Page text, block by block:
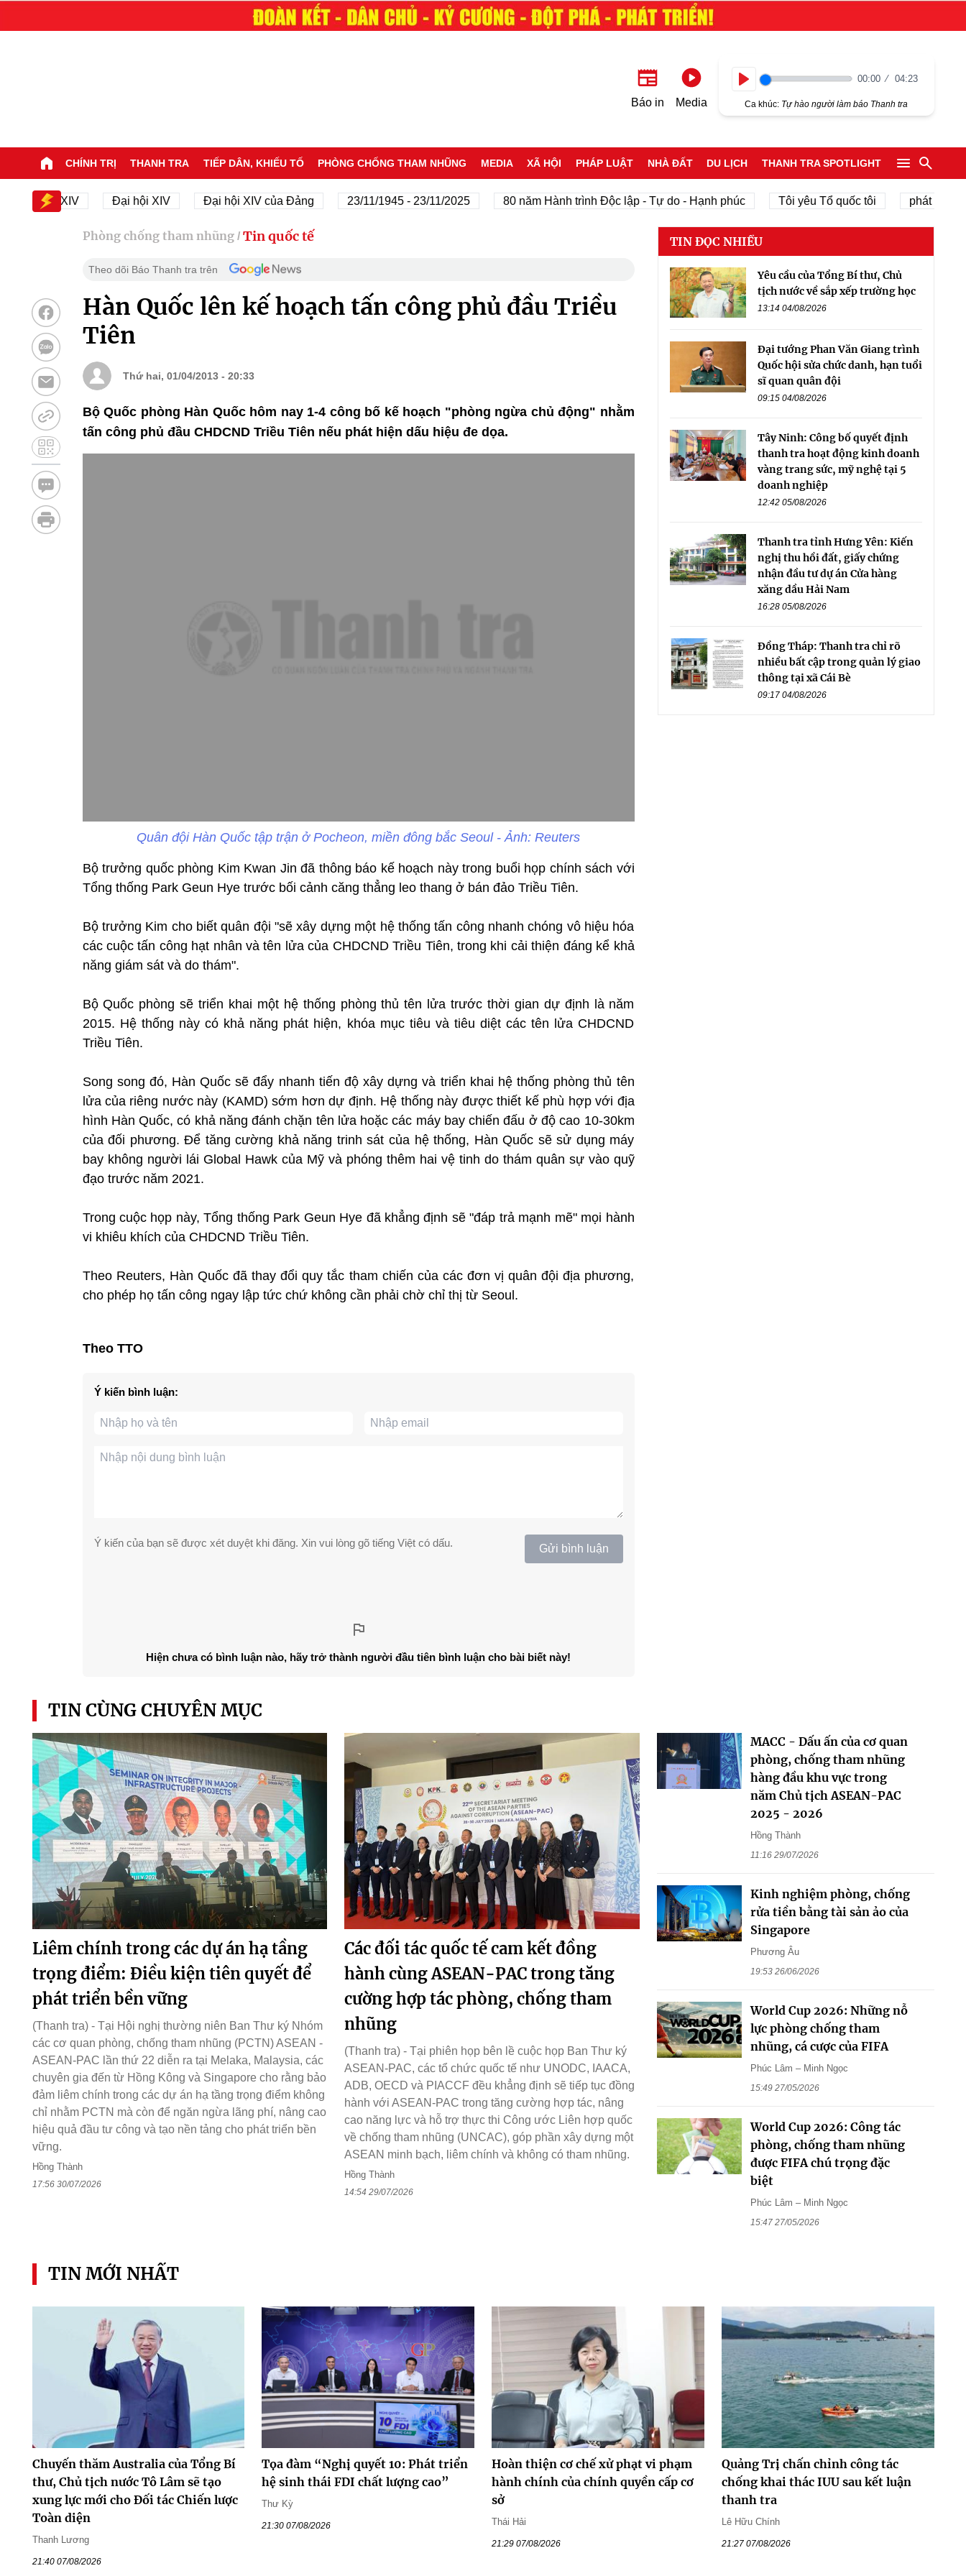
Báo in Media
00:00 04:23
Ca khúc: Tự hào người làm báo Thanh tra
CHÍNH TRỊ THANH TRA TIẾP DÂN, KHIẾU TỐ PHÒNG CHỐNG THAM NHŨNG MEDIA XÃ HỘI PHÁP LUẬT NHÀ ĐẤT DU LỊCH THANH TRA SPOTLIGHT
hội XIV Đại hội XIV Đại hội XIV của Đảng 23/11/1945 - 23/11/2025 80 năm Hành trình Độc lập - Tự do - Hạnh phúc Tôi yêu Tổ quốc tôi phát triển kinh
Phòng chống tham nhũng / Tin quốc tế
Theo dõi Báo Thanh tra trên
Hàn Quốc lên kế hoạch tấn công phủ đầu Triều
Tiên
Thứ hai, 01/04/2013 - 20:33
Bộ Quốc phòng Hàn Quốc hôm nay 1-4 công bố kế hoạch "phòng ngừa chủ động" nhằm
tấn công phủ đầu CHDCND Triều Tiên nếu phát hiện dấu hiệu đe dọa.
Quân đội Hàn Quốc tập trận ở Pocheon, miền đông bắc Seoul - Ảnh: Reuters
Bộ trưởng quốc phòng Kim Kwan Jin đã thông báo kế hoạch này trong buổi họp chính sách với
Tổng thống Park Geun Hye trước bối cảnh căng thẳng leo thang ở bán đảo Triều Tiên.
Bộ trưởng Kim cho biết quân đội "sẽ xây dựng một hệ thống tấn công nhanh chóng vô hiệu hóa
các cuộc tấn công hạt nhân và tên lửa của CHDCND Triều Tiên, trong khi cải thiện đáng kể khả
năng giám sát và do thám".
Bộ Quốc phòng sẽ triển khai một hệ thống phòng thủ tên lửa trước thời gian dự định là năm
2015. Hệ thống này có khả năng phát hiện, khóa mục tiêu và tiêu diệt các tên lửa CHDCND
Triều Tiên.
Song song đó, Hàn Quốc sẽ đẩy nhanh tiến độ xây dựng và triển khai hệ thống phòng thủ tên
lửa của riêng nước này (KAMD) sớm hơn dự định. Hệ thống này được thiết kế phù hợp với địa
hình Hàn Quốc, có khả năng đánh chặn tên lửa hoặc các máy bay chiến đấu ở độ cao 10-30km
của đối phương. Để tăng cường khả năng trinh sát của hệ thống, Hàn Quốc sẽ sử dụng máy
bay không người lái Global Hawk của Mỹ và phóng thêm hai vệ tinh do thám quân sự vào quỹ
đạo trước năm 2021.
Trong cuộc họp này, Tổng thống Park Geun Hye đã khẳng định sẽ "đáp trả mạnh mẽ" mọi hành
vi khiêu khích của CHDCND Triều Tiên.
Theo Reuters, Hàn Quốc đã thay đổi quy tắc tham chiến của các đơn vị quân đội địa phương,
cho phép họ tấn công ngay lập tức chứ không cần phải chờ chỉ thị từ Seoul.
Theo TTO
Ý kiến bình luận:
Ý kiến của bạn sẽ được xét duyệt khi đăng. Xin vui lòng gõ tiếng Việt có dấu. Gửi bình luận
Hiện chưa có bình luận nào, hãy trở thành người đầu tiên bình luận cho bài biết này!
TIN ĐỌC NHIỀU
Yêu cầu của Tổng Bí thư, Chủ
tịch nước về sắp xếp trường học
13:14 04/08/2026
Đại tướng Phan Văn Giang trình
Quốc hội sửa chức danh, hạn tuổi
sĩ quan quân đội
09:15 04/08/2026
Tây Ninh: Công bố quyết định
thanh tra hoạt động kinh doanh
vàng trang sức, mỹ nghệ tại 5
doanh nghiệp
12:42 05/08/2026
Thanh tra tỉnh Hưng Yên: Kiến
nghị thu hồi đất, giấy chứng
nhận đầu tư dự án Cửa hàng
xăng dầu Hải Nam
16:28 05/08/2026
Đồng Tháp: Thanh tra chỉ rõ
nhiều bất cập trong quản lý giao
thông tại xã Cái Bè
09:17 04/08/2026
TIN CÙNG CHUYÊN MỤC
Liêm chính trong các dự án hạ tầng
trọng điểm: Điều kiện tiên quyết để
phát triển bền vững
(Thanh tra) - Tại Hội nghị thường niên Ban Thư ký Nhóm
các cơ quan phòng, chống tham nhũng (PCTN) ASEAN -
ASEAN-PAC lần thứ 22 diễn ra tại Melaka, Malaysia, các
chuyên gia đến từ Hồng Kông và Singapore cho rằng bảo
đảm liêm chính trong các dự án hạ tầng trọng điểm không
chỉ nhằm PCTN mà còn để ngăn ngừa lãng phí, nâng cao
hiệu quả đầu tư công và tạo nền tảng cho phát triển bền
vững.
Hồng Thành
17:56 30/07/2026
Các đối tác quốc tế cam kết đồng
hành cùng ASEAN-PAC trong tăng
cường hợp tác phòng, chống tham
nhũng
(Thanh tra) - Tại phiên họp bên lề cuộc họp Ban Thư ký
ASEAN-PAC, các tổ chức quốc tế như UNODC, IAACA,
ADB, OECD và PIACCF đều khẳng định sẽ tiếp tục đồng
hành với ASEAN-PAC trong tăng cường hợp tác, nâng
cao năng lực và hỗ trợ thực thi Công ước Liên hợp quốc
về chống tham nhũng (UNCAC), góp phần xây dựng một
ASEAN minh bạch, liêm chính và không có tham nhũng.
Hồng Thành
14:54 29/07/2026
MACC - Dấu ấn của cơ quan
phòng, chống tham nhũng
hàng đầu khu vực trong
năm Chủ tịch ASEAN-PAC
2025 - 2026
Hồng Thành
11:16 29/07/2026
Kinh nghiệm phòng, chống
rửa tiền bằng tài sản ảo của
Singapore
Phương Âu
19:53 26/06/2026
World Cup 2026: Những nỗ
lực phòng chống tham
nhũng, cá cược của FIFA
Phúc Lâm – Minh Ngọc
15:49 27/05/2026
World Cup 2026: Công tác
phòng, chống tham nhũng
được FIFA chú trọng đặc
biệt
Phúc Lâm – Minh Ngọc
15:47 27/05/2026
TIN MỚI NHẤT
Chuyến thăm Australia của Tổng Bí
thư, Chủ tịch nước Tô Lâm sẽ tạo
xung lực mới cho Đối tác Chiến lược
Toàn diện
Thanh Lương
21:40 07/08/2026
Tọa đàm “Nghị quyết 10: Phát triển
hệ sinh thái FDI chất lượng cao”
Thư Kỳ
21:30 07/08/2026
Hoàn thiện cơ chế xử phạt vi phạm
hành chính của chính quyền cấp cơ
sở
Thái Hải
21:29 07/08/2026
Quảng Trị chấn chỉnh công tác
chống khai thác IUU sau kết luận
thanh tra
Lê Hữu Chính
21:27 07/08/2026